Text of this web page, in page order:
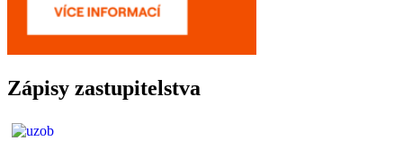
Zápisy zastupitelstva